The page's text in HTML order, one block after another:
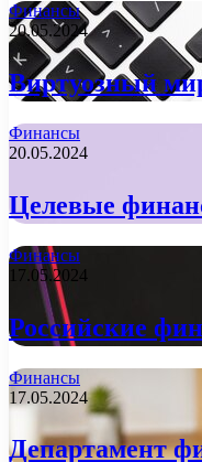
Финансы
20.05.2024
Виртуозный
Финансы
20.05.2024
Целевые
Финансы
17.05.2024
Российские
Финансы
17.05.2024
Департамент